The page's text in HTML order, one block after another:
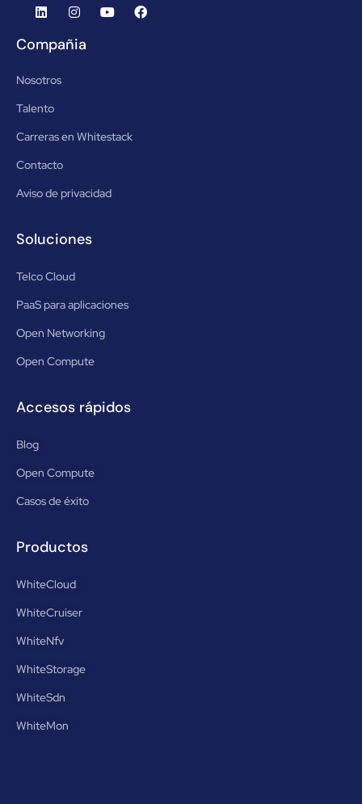
Compañia
Nosotros
Talento
Carreras en Whitestack
Contacto
Aviso de privacidad
Soluciones
Telco Cloud
PaaS para aplicaciones
Open Networking
Open Compute
Accesos rápidos
Blog
Open Compute
Casos de éxito
Productos
WhiteCloud
WhiteCruiser
WhiteNfv
WhiteStorage
WhiteSdn
WhiteMon